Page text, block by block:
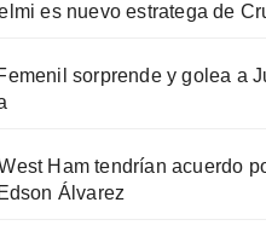
es nuevo estratega de
sorprende y golea a
Ham tendrían acuerdo
Álvarez